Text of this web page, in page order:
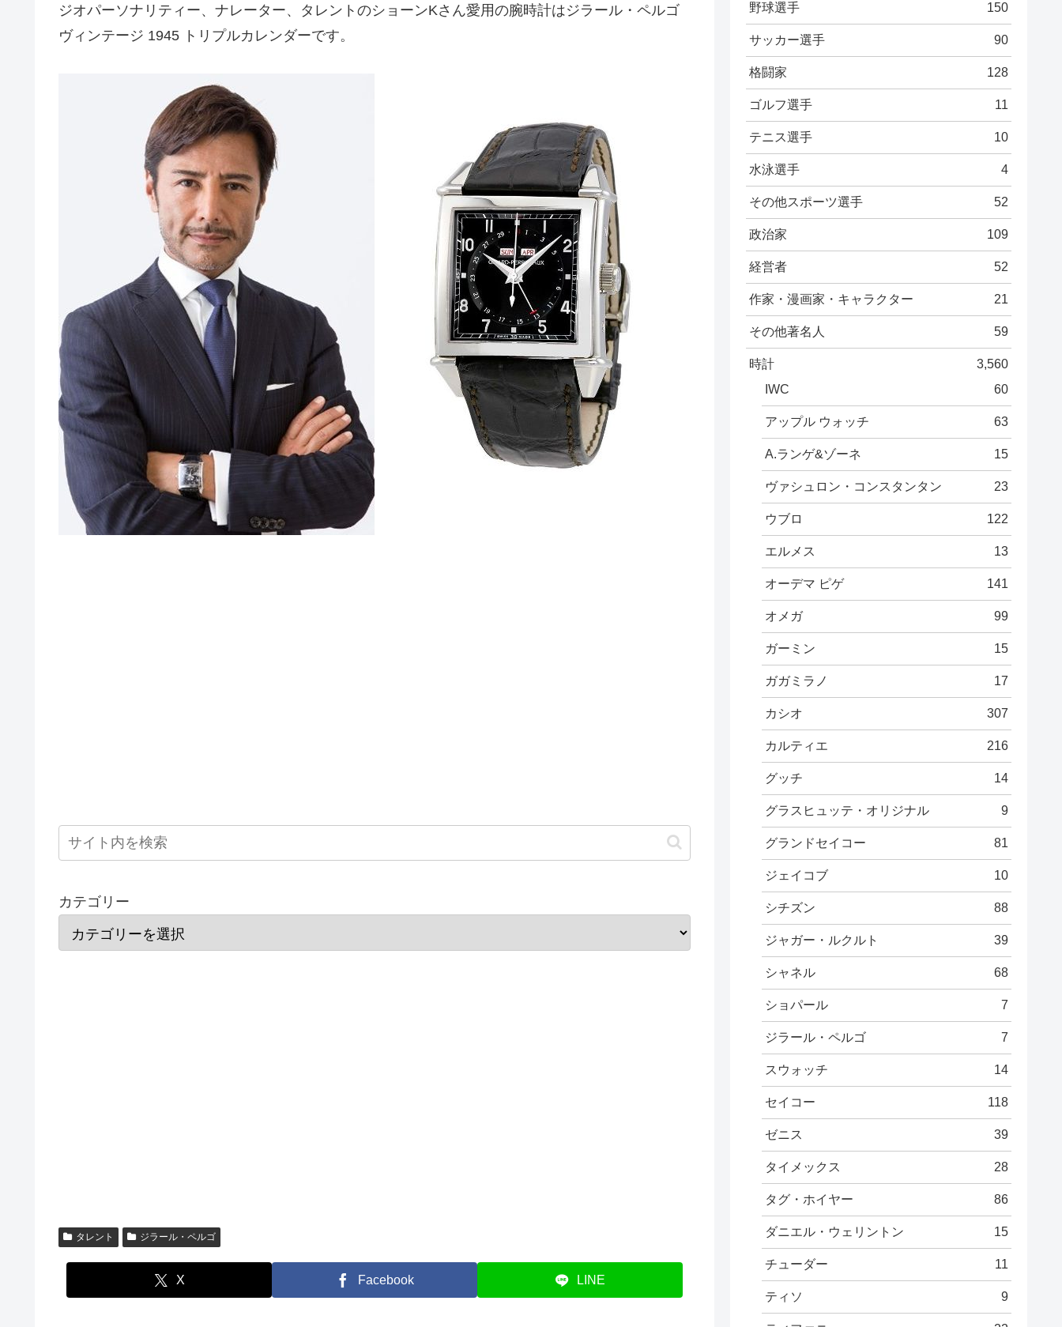
ジオパーソナリティー、ナレーター、タレントのショーンKさん愛用の腕時計はジラール・ペルゴ
ヴィンテージ 1945 トリプルカレンダーです。
カテゴリー
タレント ジラール・ペルゴ
X Facebook LINE
野球選手 150
サッカー選手 90
格闘家 128
ゴルフ選手 11
テニス選手 10
水泳選手 4
その他スポーツ選手 52
政治家 109
経営者 52
作家・漫画家・キャラクター 21
その他著名人 59
時計
3,560
IWC
60
アップル ウォッチ 63
A.ランゲ&ゾーネ 15
ヴァシュロン・コンスタンタン 23
ウブロ 122
エルメス 13
オーデマ ピゲ 141
オメガ 99
ガーミン 15
ガガミラノ 17
カシオ 307
カルティエ 216
グッチ 14
グラスヒュッテ・オリジナル 9
グランドセイコー 81
ジェイコブ 10
シチズン 88
ジャガー・ルクルト 39
シャネル 68
ショパール 7
ジラール・ペルゴ 7
スウォッチ 14
セイコー 118
ゼニス 39
タイメックス 28
タグ・ホイヤー 86
ダニエル・ウェリントン 15
チューダー 11
ティソ 9